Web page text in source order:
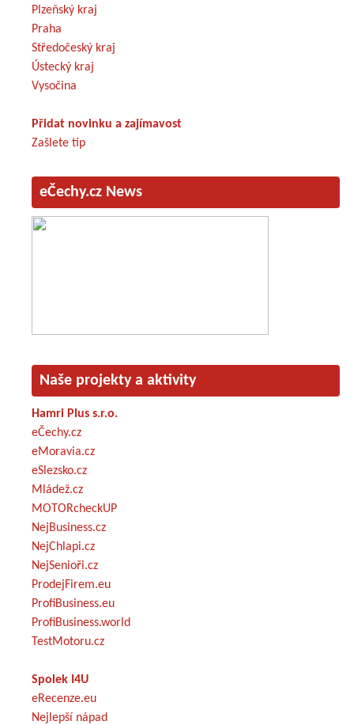
Plzeňský kraj
Praha
Středočeský kraj
Ústecký kraj
Vysočina
Přidat novinku a zajímavost
Zašlete tip
eČechy.cz News
Naše projekty a aktivity
Hamri Plus s.r.o.
eČechy.cz
eMoravia.cz
eSlezsko.cz
Mládež.cz
MOTORcheckUP
NejBusiness.cz
NejChlapi.cz
NejSenioři.cz
ProdejFirem.eu
ProfiBusiness.eu
ProfiBusiness.world
TestMotoru.cz
Spolek I4U
eRecenze.eu
Nejlepší nápad